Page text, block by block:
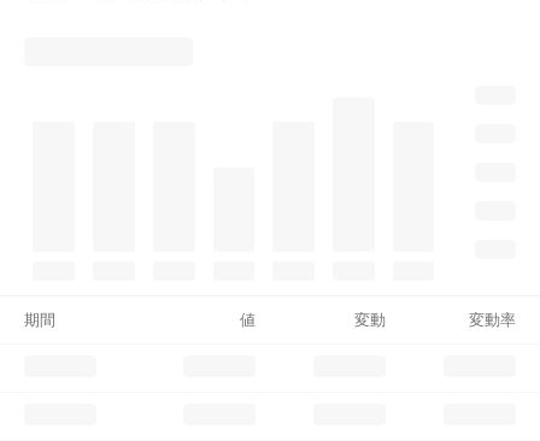
期間 値 変動 変動率